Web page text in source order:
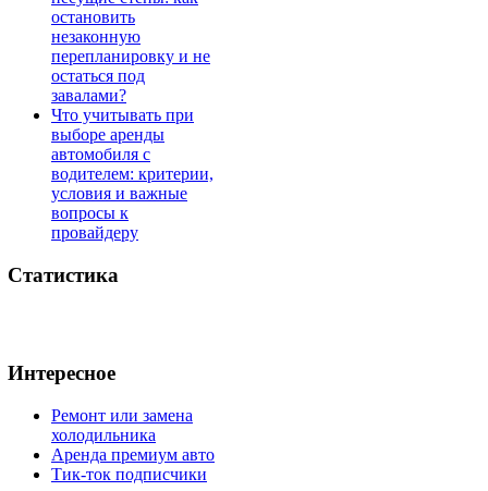
остановить
незаконную
перепланировку и не
остаться под
завалами?
Что учитывать при
выборе аренды
автомобиля с
водителем: критерии,
условия и важные
вопросы к
провайдеру
Статистика
Интересное
Ремонт или замена
холодильника
Аренда премиум авто
Тик-ток подписчики